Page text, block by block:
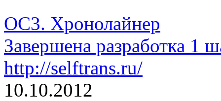
ОС3. Хронолайнер
Завершена разработка 1
http://selftrans.ru/
10.10.2012